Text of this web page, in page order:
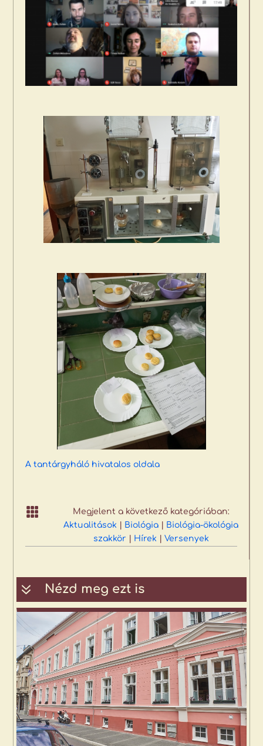
A tantárgyháló hivatalos oldala

Megjelent a következő kategóriában:
Aktualitások | Biológia | Biológia-ökológia
szakkör | Hírek | Versenyek
7 Nézd meg ezt is